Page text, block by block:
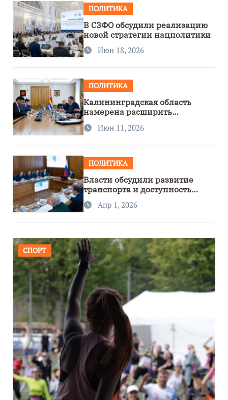
ПОЛИТИКА
В СЗФО обсудили реализацию
новой стратегии нацполитики
Июн 18, 2026
ПОЛИТИКА
Калининградская область
намерена расширить
сотрудничество с Узбекистаном
Июн 11, 2026
ПОЛИТИКА
Власти обсудили развитие
транспорта и доступность
региона
Апр 1, 2026
СПОРТ